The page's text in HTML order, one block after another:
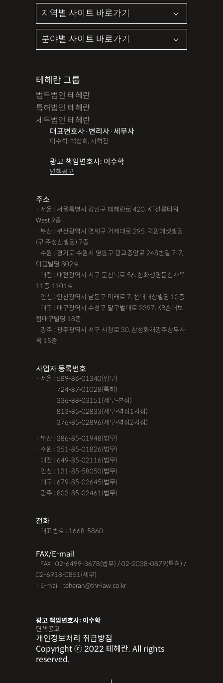
테헤란 그룹
법무법인 테헤란
특허법인 테헤란
세무법인 테헤란
대표변호사·변리사·세무사
이수학, 백상희, 서혁진
광고 책임변호사: 이수학
면책공고
주소
· 서울 : 서울특별시 강남구 테헤란로 420, KT선릉타워
West 9층
· 부산 : 부산광역시 연제구 거제대로 295, 덕암에셋빌딩
(구 주성산빌딩) 7층
· 수원 : 경기도 수원시 영통구 광교중앙로 248번길 7-7,
이음빌딩 802호
· 대전 : 대전광역시 서구 둔산북로 56, 한화생명둔산사옥
11층 1101호
· 인천 : 인천광역시 남동구 미래로 7, 현대해상빌딩 10층
· 대구 : 대구광역시 수성구 달구벌대로 2397, KB손해보
험대구빌딩 18층
· 광주 : 광주광역시 서구 시청로 30, 삼성화재광주상무사
옥 15층
사업자 등록번호
· 서울 : 589-86-01340(법무)
724-87-01028(특허)
336-88-03151(세무-본점)
813-85-02833(세무-역삼1지점)
376-85-02896(세무-역삼2지점)
· 부산 : 386-85-01948(법무)
· 수원 : 351-85-01826(법무)
· 대전 : 649-85-02116(법무)
· 인천 : 131-85-58050(법무)
· 대구 : 679-85-02645(법무)
· 광주 : 803-85-02461(법무)
전화
· 대표번호 : 1668-5860
FAX/E-mail
· FAX : 02-6499-3678(법무) / 02-2038-0879(특허) /
02-6918-0851(세무)
· E-mail : teheran@thr-law.co.kr
광고 책임변호사: 이수학
면책공고
개인정보처리 취급방침
Copyright ⓒ 2022 테헤란. All rights
reserved.